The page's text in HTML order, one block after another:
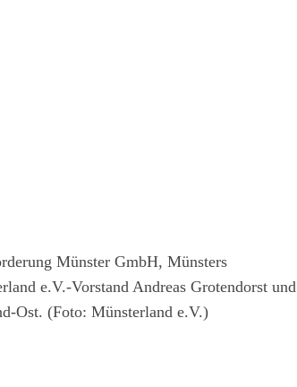
Münster GmbH, Münsters
e.V.-Vorstand Andreas Grotendorst und
Ost. (Foto: Münsterland e.V.)